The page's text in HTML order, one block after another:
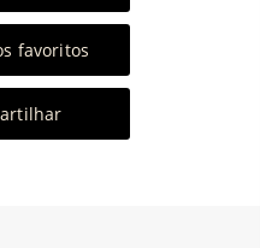
favoritos